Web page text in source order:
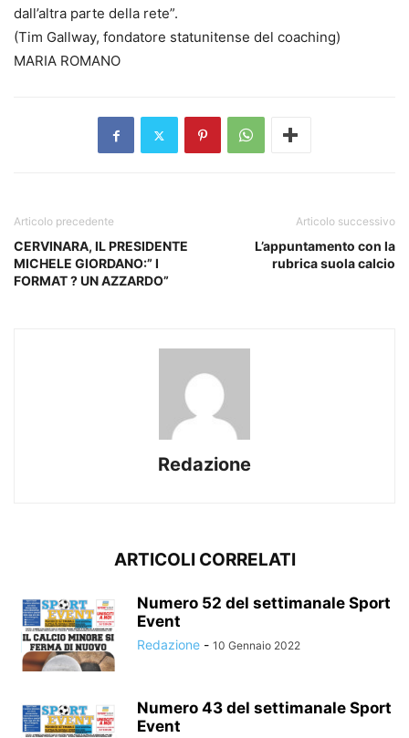
dall’altra parte della rete”.
(Tim Gallway, fondatore statunitense del coaching)
MARIA ROMANO
Articolo precedente
CERVINARA, IL PRESIDENTE
MICHELE GIORDANO:” I
FORMAT ? UN AZZARDO”
Articolo successivo
L’appuntamento con la
rubrica suola calcio
Redazione
ARTICOLI CORRELATI
Numero 52 del settimanale Sport
Event
Redazione - 10 Gennaio 2022
Numero 43 del settimanale Sport
Event